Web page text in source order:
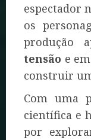
espectador
os
produção
tensão e
construir
Com uma
científica e
por